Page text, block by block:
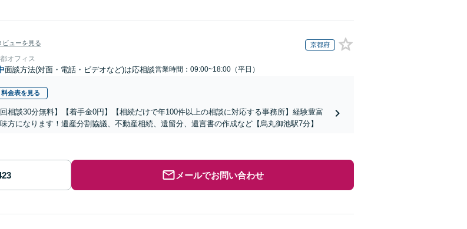
ビューを見る 京都府
オフィス
面談方法(対面・電話・ビデオなど)は応相談営業時間：09:00~18:00（平日）
料金表を見る
相談30分無料】【着手金0円】【相続だけで年100件以上の相談に対応する事務所】経験豊富
方になります！遺産分割協議、不動産相続、遺留分、遺言書の作成など【烏丸御池駅7分】
メールでお問い合わせ